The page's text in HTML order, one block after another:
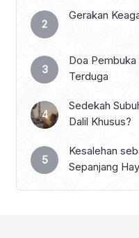
Gerakan
Doa
Terduga
Sedekah
Dalil Khusus?
Kesalehan
Sepanjang